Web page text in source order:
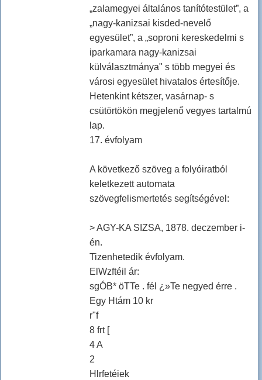
„zalamegyei általános tanítótestület”, a
„nagy-kanizsai kisded-nevelő
egyesület”, a „soproni kereskedelmi s
iparkamara nagy-kanizsai
külválasztmánya" s több megyei és
városi egyesület hivatalos értesítője.
Hetenkint kétszer, vasárnap- s
csütörtökön megjelenő vegyes tartalmú
lap.
17. évfolyam
A következő szöveg a folyóiratból
keletkezett automata
szövegfelismertetés segítségével:
> AGY-KA SIZSA, 1878. deczember i-
én.
Tizenhetedik évfolyam.
ElWzftéil ár:
sgÓB* öTTe . fél ¿»Te negyed érre .
Egy Htám 10 kr
r"f
8 frt [
4 A
2
Hlrfetéiek